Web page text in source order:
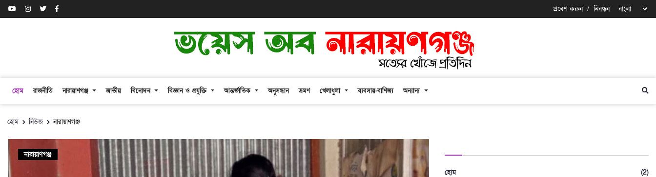
প্রবেশ করুন / নিবন্ধন
হোম রাজনীতি নারায়াণগঞ্জ জাতীয় বিনোদন বিজ্ঞান ও প্রযুক্তি আন্তর্জাতিক অনুসন্ধান ভ্রমণ খেলাধুলা ব্যবসায়-বাণিজ্য অন্যান্য
হোম নিউজ নারায়াণগঞ্জ
নারায়াণগঞ্জ
হোম
(2)